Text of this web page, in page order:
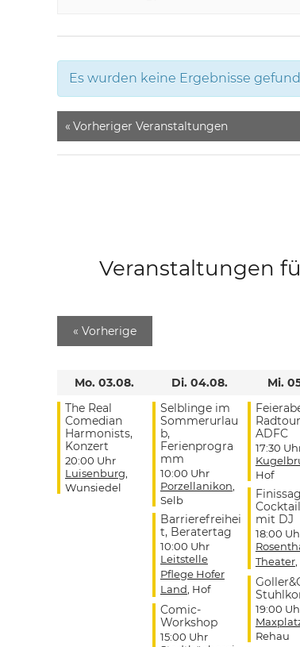
Es wurden keine Ergebnisse
« Vorheriger Veranstaltungen
Veranstaltungen
« Vorherige
Mo. 03.08.
The Real
Comedian
Harmonists,
Konzert
20:00 Uhr
Luisenburg,
Wunsiedel
Di. 04.08.
Selblinge im
Sommerurlau
b,
Ferienprogra
mm
10:00 Uhr
Porzellanikon,
Selb
Barrierefreihei
t, Beratertag
10:00 Uhr
Leitstelle
Pflege Hofer
Land, Hof
Comic-
Workshop
15:00 Uhr
Mi.
ADFC
17:30
Hof
mit DJ
18:00
Theater,
19:00
Rehau